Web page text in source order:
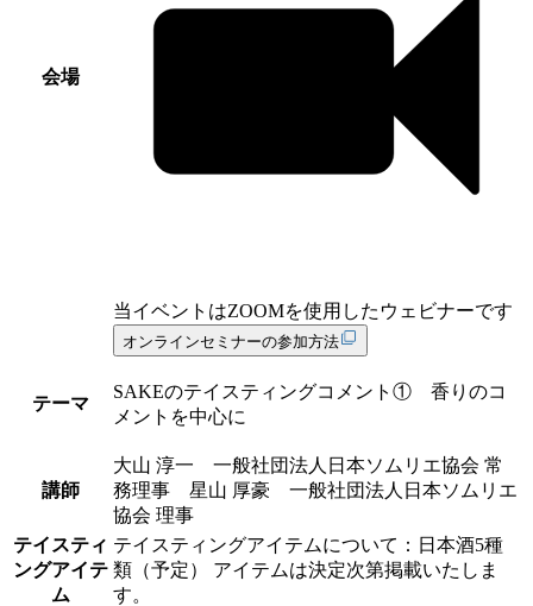
会場
当イベントはZOOMを使用したウェビナーです
オンラインセミナーの参加方法
テーマ
SAKEのテイスティングコメント① 香りのコ
メントを中心に
講師
大山 淳一 一般社団法人日本ソムリエ協会 常
務理事 星山 厚豪 一般社団法人日本ソムリエ
協会 理事
テイスティ
ングアイテ
ム
テイスティングアイテムについて：日本酒5種
類（予定） アイテムは決定次第掲載いたしま
す。